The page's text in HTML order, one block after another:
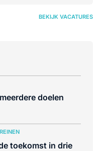
BEKIJK VACATURES
doelen
toekomst in drie